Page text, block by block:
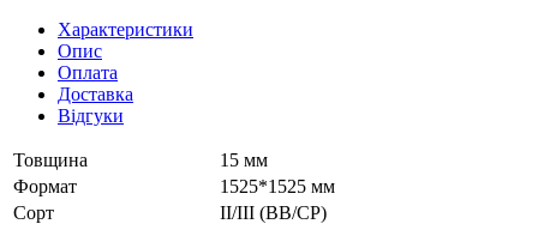
Характеристики
Опис
Оплата
Доставка
Відгуки
Товщина
15 мм
Формат
1525*1525 мм
Cорт
II/III (BB/CP)